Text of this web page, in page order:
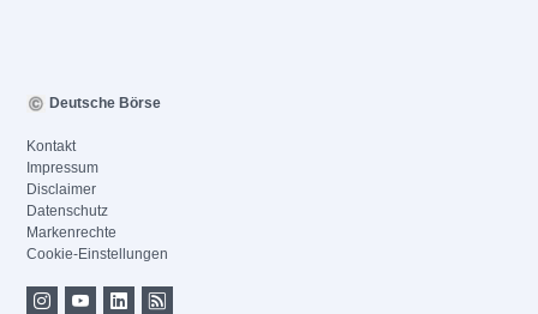
Deutsche Börse
Kontakt
Impressum
Disclaimer
Datenschutz
Markenrechte
Cookie-Einstellungen